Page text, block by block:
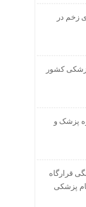
زخم در
کشور
پزشک و
قرارگاه
پزشکی